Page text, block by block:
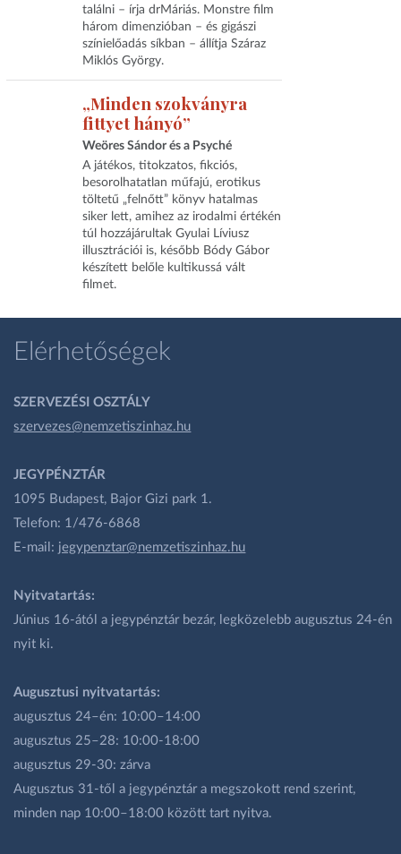
találni – írja drMáriás. Monstre film
három dimenzióban – és gigászi
színielőadás síkban – állítja Száraz
Miklós György.
„Minden szokványra
fittyet hányó”
Weöres Sándor és a Psyché
A játékos, titokzatos, fikciós,
besorolhatatlan műfajú, erotikus
töltetű „felnőtt” könyv hatalmas
siker lett, amihez az irodalmi értékén
túl hozzájárultak Gyulai Líviusz
illusztrációi is, később Bódy Gábor
készített belőle kultikussá vált
filmet.
Elérhetőségek
SZERVEZÉSI OSZTÁLY
szervezes@nemzetiszinhaz.hu
JEGYPÉNZTÁR
1095 Budapest, Bajor Gizi park 1.
Telefon: 1/476-6868
E-mail: jegypenztar@nemzetiszinhaz.hu
Nyitvatartás:
Június 16-ától a jegypénztár bezár, legközelebb augusztus 24-én
nyit ki.
Augusztusi nyitvatartás:
augusztus 24–én: 10:00–14:00
augusztus 25–28: 10:00-18:00
augusztus 29-30: zárva
Augusztus 31-től a jegypénztár a megszokott rend szerint,
minden nap 10:00–18:00 között tart nyitva.